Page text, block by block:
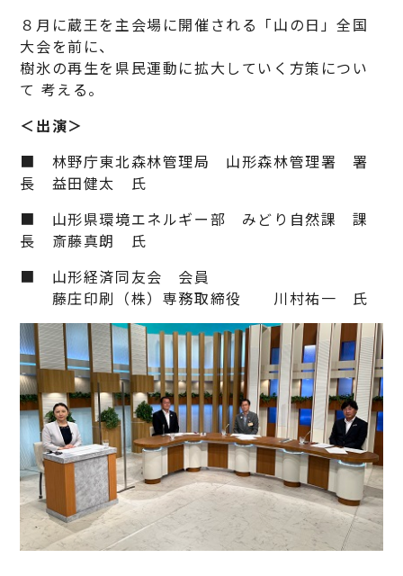
８月に蔵王を主会場に開催される「山の日」全国
大会を前に、
樹氷の再生を県民運動に拡大していく方策につい
て 考える。
＜出演＞
■ 林野庁東北森林管理局 山形森林管理署 署
長 益田健太 氏
■ 山形県環境エネルギー部 みどり自然課 課
長 斎藤真朗 氏
■ 山形経済同友会 会員
藤庄印刷（株）専務取締役 川村祐一 氏